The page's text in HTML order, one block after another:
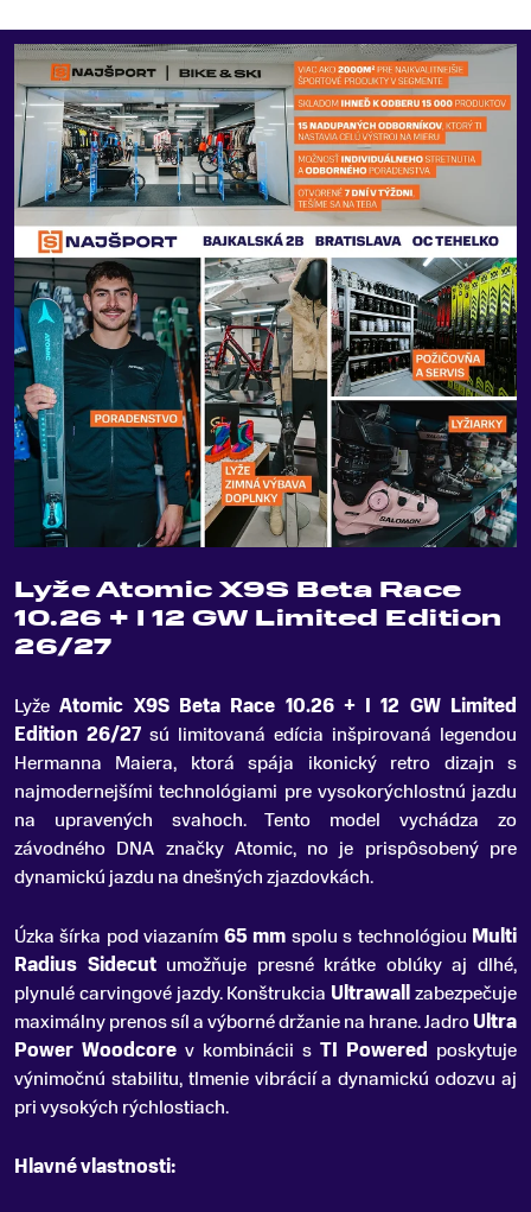
Lyže Atomic X9S Beta Race
10.26 + I 12 GW Limited Edition
26/27
LyžeAtomic X9S Beta Race 10.26 + I 12 GW Limited
Edition 26/27 sú limitovaná edícia inšpirovaná legendou
Hermanna Maiera, ktorá spája ikonický retro dizajn s
najmodernejšími technológiami pre vysokorýchlostnú jazdu
na upravených svahoch. Tento model vychádza zo
závodného DNA značky Atomic, no je prispôsobený pre
dynamickú jazdu na dnešných zjazdovkách.
Úzka šírka pod viazaním 65 mm spolu s technológiou Multi
Radius Sidecutumožňuje presné krátke oblúky aj dlhé,
plynulé carvingové jazdy. Konštrukcia Ultrawallzabezpečuje
maximálny prenos síl a výborné držanie na hrane. JadroUltra
Power Woodcore v kombinácii s TI Powered poskytuje
výnimočnú stabilitu, tlmenie vibrácií a dynamickú odozvu aj
pri vysokých rýchlostiach.
Hlavné vlastnosti: